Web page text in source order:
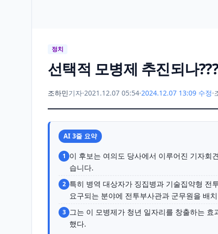
정치
선택적 모병제 추진되나???
조하민기자·2021.12.07 05:54·2024.12.07 13:09 수정·
AI 3줄 요약
1 이 후보는 여의도 당사에서 이루어진 기자회
습니다.
2 특히 병역 대상자가 징집병과 기술집약형 전
요구되는 분야에 전투부사관과 군무원을 배
3 그는 이 모병제가 청년 일자리를 창출하는
했다.